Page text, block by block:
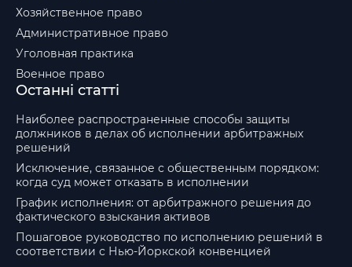
Хозяйственное право
Административное право
Уголовная практика
Военное право
Останні статті
Наиболее распространенные способы защиты
должников в делах об исполнении арбитражных
решений
Исключение, связанное с общественным порядком:
когда суд может отказать в исполнении
График исполнения: от арбитражного решения до
фактического взыскания активов
Пошаговое руководство по исполнению решений в
соответствии с Нью-Йоркской конвенцией